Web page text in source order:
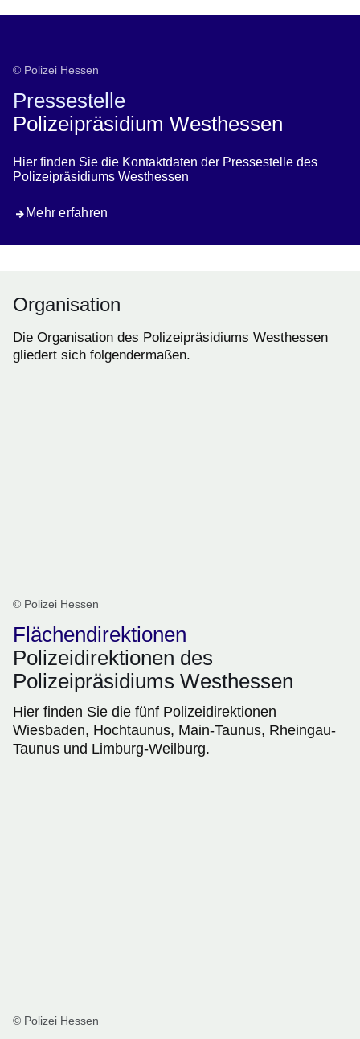
© Polizei Hessen
Pressestelle
Polizeipräsidium Westhessen
Hier finden Sie die Kontaktdaten der Pressestelle des
Polizeipräsidiums Westhessen
Mehr erfahren
Organisation
Die Organisation des Polizeipräsidiums Westhessen
gliedert sich folgendermaßen.
© Polizei Hessen
Flächendirektionen
Polizeidirektionen des
Polizeipräsidiums Westhessen
Hier finden Sie die fünf Polizeidirektionen
Wiesbaden, Hochtaunus, Main-Taunus, Rheingau-
Taunus und Limburg-Weilburg.
© Polizei Hessen